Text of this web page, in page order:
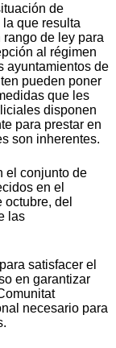
de
que resulta
de ley para
al régimen
ayuntamientos de
pueden poner
que les
disponen
para prestar en
son inherentes.
el conjunto de
en el
del
las
satisfacer el
en garantizar
necesario para